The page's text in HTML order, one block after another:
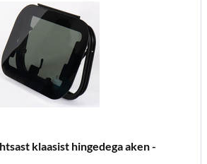
klaasist hingedega aken -